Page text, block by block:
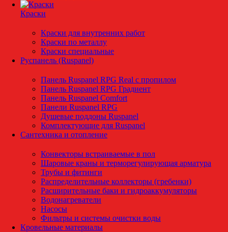
Краски
Краски для внутренних работ
Краски по металлу
Краски специальные
Руспанель (Ruspanel)
Панель Ruspanel RPG Real с пропилом
Панель Ruspanel RPG Градиент
Панель Ruspanel Comfort
Панели Ruspanel RPG
Душевые поддоны Ruspanel
Комплектующие для Ruspanel
Сантехника и отопление
Конвекторы встраиваемые в пол
Шаровые краны и терморегулирующая арматура
Трубы и фитинги
Распределительные коллекторы (гребенки)
Расширительные баки и гидроаккумуляторы
Водонагреватели
Насосы
Фильтры и системы очистки воды
Кровельные материалы